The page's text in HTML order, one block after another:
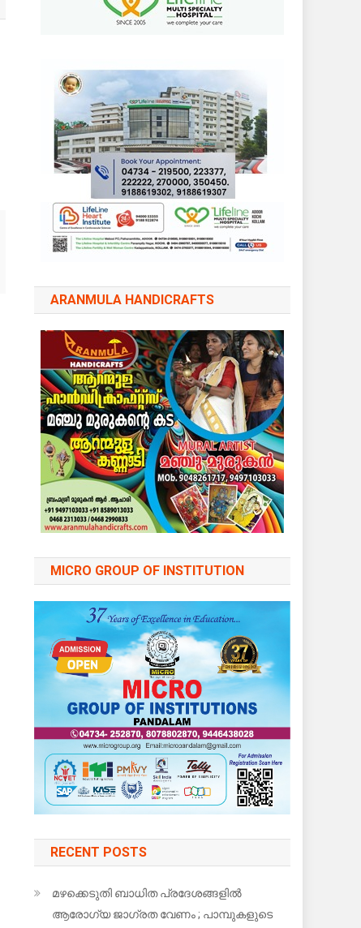
ARANMULA HANDICRAFTS
MICRO GROUP OF INSTITUTION
RECENT POSTS
മഴക്കെടുതി ബാധിത പ്രദേശങ്ങളിൽ
ആരോഗ്യ ജാഗ്രത വേണം ; പാമ്പുകളുടെ